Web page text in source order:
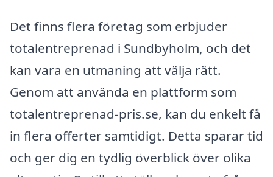
Det finns flera företag som erbjuder
totalentreprenad i Sundbyholm, och det
kan vara en utmaning att välja rätt.
Genom att använda en plattform som
totalentreprenad-pris.se, kan du enkelt få
in flera offerter samtidigt. Detta sparar tid
och ger dig en tydlig överblick över olika